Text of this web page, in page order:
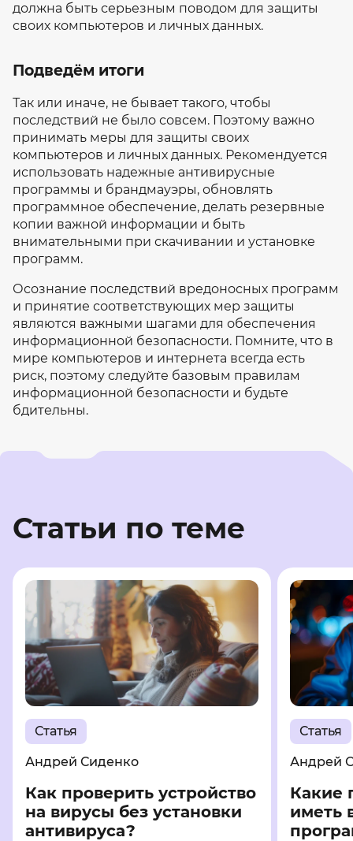
должна быть серьезным поводом для защиты
своих компьютеров и личных данных.
Подведём итоги
Так или иначе, не бывает такого, чтобы
последствий не было совсем. Поэтому важно
принимать меры для защиты своих
компьютеров и личных данных. Рекомендуется
использовать надежные антивирусные
программы и брандмауэры, обновлять
программное обеспечение, делать резервные
копии важной информации и быть
внимательными при скачивании и установке
программ.
Осознание последствий вредоносных программ
и принятие соответствующих мер защиты
являются важными шагами для обеспечения
информационной безопасности. Помните, что в
мире компьютеров и интернета всегда есть
риск, поэтому следуйте базовым правилам
информационной безопасности и будьте
бдительны.
Статьи по теме
Статья
Андрей Сиденко
Как проверить устройство
на вирусы без установки
антивируса?
Статья
Андрей
Какие
иметь